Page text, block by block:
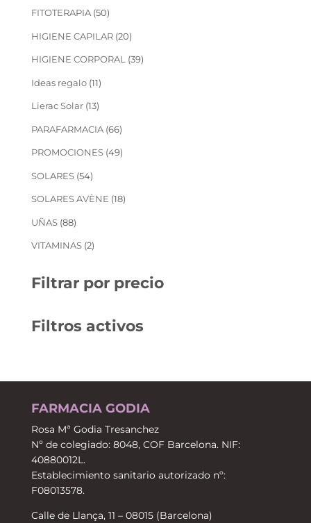
FITOTERAPIA 5050
productos
HIGIENE CAPILAR 2020
productos
HIGIENE CORPORAL 3939
Ideas regalo 1111
productos
Lierac Solar 1313
productos
PARAFARMACIA 6666
productos
PROMOCIONES 4949
SOLARES 5454
productos
SOLARES AVÈNE 1818
UÑAS 8888
productos
VITAMINAS 22
Filtrar por precio
Filtros activos
FARMACIA GODIA
Rosa Mª Godia Tresanchez
Nº de colegiado: 8048, COF Barcelona. NIF:
40880012L.
Establecimiento sanitario autorizado nº:
F08013578.
Calle de Llança, 11 – 08015 (Barcelona)